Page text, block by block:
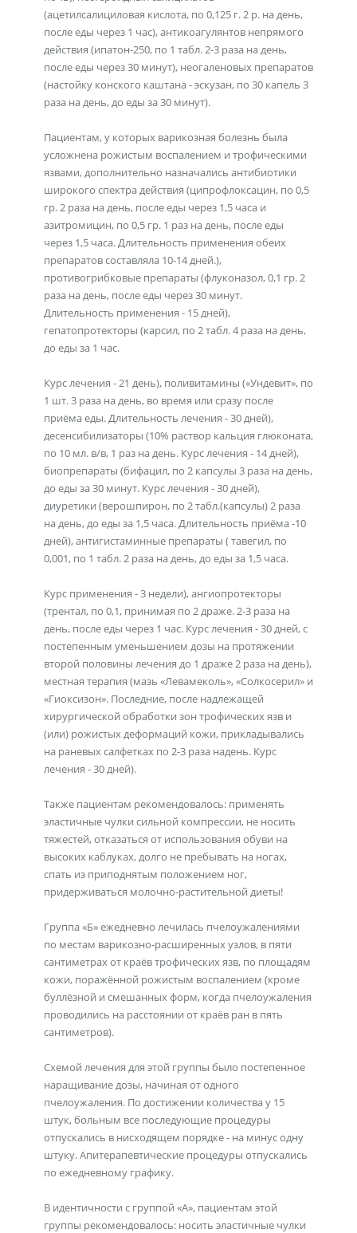
(ацетилсалициловая кислота, по 0,125 г. 2 р. на день,
после еды через 1 час), антикоагулянтов непрямого
действия (ипатон-250, по 1 табл. 2-3 раза на день,
после еды через 30 минут), неогаленовых препаратов
(настойку конского каштана - эскузан, по 30 капель 3
раза на день, до еды за 30 минут).
Пациентам, у которых варикозная болезнь была
усложнена рожистым воспалением и трофическими
язвами, дополнительно назначались антибиотики
широкого спектра действия (ципрофлоксацин, по 0,5
гр. 2 раза на день, после еды через 1,5 часа и
азитромицин, по 0,5 гр. 1 раз на день, после еды
через 1,5 часа. Длительность применения обеих
препаратов составляла 10-14 дней.),
противогрибковые препараты (флуконазол, 0,1 гр. 2
раза на день, после еды через 30 минут.
Длительность применения - 15 дней),
гепатопротекторы (карсил, по 2 табл. 4 раза на день,
до еды за 1 час.
Курс лечения - 21 день), поливитамины («Ундевит», по
1 шт. 3 раза на день, во время или сразу после
приёма еды. Длительность лечения - 30 дней),
десенсибилизаторы (10% раствор кальция глюконата,
по 10 мл. в/в, 1 раз на день. Курс лечения - 14 дней),
биопрепараты (бифацил, по 2 капсулы 3 раза на день,
до еды за 30 минут. Курс лечения - 30 дней),
диуретики (верошпирон, по 2 табл.(капсулы) 2 раза
на день, до еды за 1,5 часа. Длительность приёма -10
дней), антигистаминные препараты ( тавегил, по
0,001, по 1 табл. 2 раза на день, до еды за 1,5 часа.
Курс применения - 3 недели), ангиопротекторы
(трентал, по 0,1, принимая по 2 драже. 2-3 раза на
день, после еды через 1 час. Курс лечения - 30 дней, с
постепенным уменьшением дозы на протяжении
второй половины лечения до 1 драже 2 раза на день),
местная терапия (мазь «Левамеколь», «Солкосерил» и
«Гиоксизон». Последние, после надлежащей
хирургической обработки зон трофических язв и
(или) рожистых деформаций кожи, прикладывались
на раневых салфетках по 2-3 раза надень. Курс
лечения - 30 дней).
Также пациентам рекомендовалось: применять
эластичные чулки сильной компрессии, не носить
тяжестей, отказаться от использования обуви на
высоких каблуках, долго не пребывать на ногах,
спать из приподнятым положением ног,
придерживаться молочно-растительной диеты!
Группа «Б» ежедневно лечилась пчелоужалениями
по местам варикозно-расширенных узлов, в пяти
сантиметрах от краёв трофических язв, по площадям
кожи, поражённой рожистым воспалением (кроме
буллёзной и смешанных форм, когда пчелоужаления
проводились на расстоянии от краёв ран в пять
сантиметров).
Схемой лечения для этой группы было постепенное
наращивание дозы, начиная от одного
пчелоужаления. По достижении количества у 15
штук, больным все последующие процедуры
отпускались в нисходящем порядке - на минус одну
штуку. Апитерапевтические процедуры отпускались
по ежедневному графику.
В идентичности с группой «А», пациентам этой
группы рекомендовалось: носить эластичные чулки